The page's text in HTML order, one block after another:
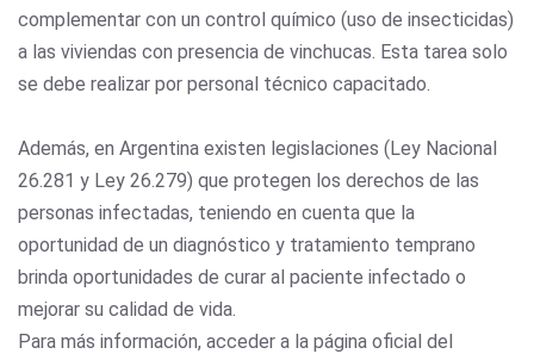
complementar con un control químico (uso de insecticidas)
a las viviendas con presencia de vinchucas. Esta tarea solo
se debe realizar por personal técnico capacitado.
Además, en Argentina existen legislaciones (Ley Nacional
26.281 y Ley 26.279) que protegen los derechos de las
personas infectadas, teniendo en cuenta que la
oportunidad de un diagnóstico y tratamiento temprano
brinda oportunidades de curar al paciente infectado o
mejorar su calidad de vida.
Para más información, acceder a la página oficial del